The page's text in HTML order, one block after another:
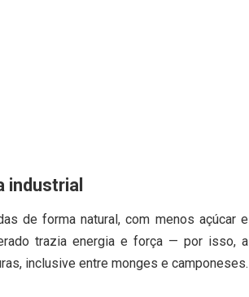
industrial
de forma natural, com menos açúcar e
trazia energia e força — por isso, a
inclusive entre monges e camponeses.